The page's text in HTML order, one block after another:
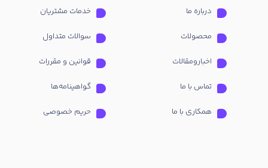
درباره ما
محصولات
اخبارومقالات
تماس با ما
همکاری با ما
خدمات مشتریان
سوالات متداول
قوانین و مقررات
گواهینامه‌ها
حریم خصوصی